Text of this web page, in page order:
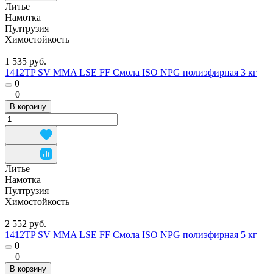
Литье
Намотка
Пултрузия
Химостойкость
1 535 руб.
1412TP SV MMA LSE FF Смола ISO NPG полиэфирная 3 кг
0
0
В корзину
Литье
Намотка
Пултрузия
Химостойкость
2 552 руб.
1412TP SV MMA LSE FF Смола ISO NPG полиэфирная 5 кг
0
0
В корзину